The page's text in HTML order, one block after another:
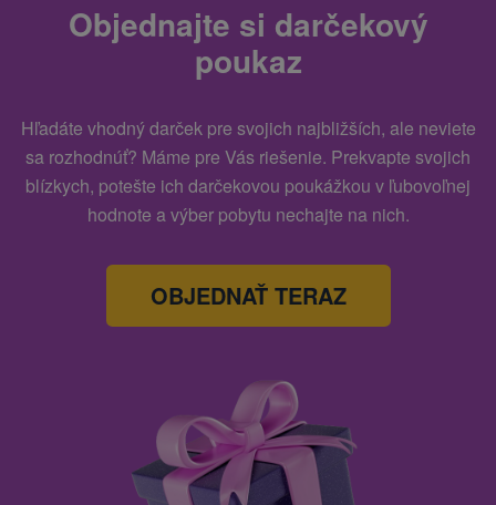
Objednajte si darčekový
poukaz
Hľadáte vhodný darček pre svojich najbližších, ale neviete
sa rozhodnúť? Máme pre Vás riešenie. Prekvapte svojich
blízkych, potešte ich darčekovou poukážkou v ľubovoľnej
hodnote a výber pobytu nechajte na nich.
OBJEDNAŤ TERAZ